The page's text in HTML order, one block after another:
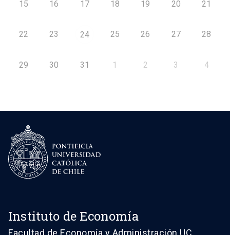
15 16 17 18 19 20 21
22 23 24 25 26 27 28
29 30 31 1 2 3 4
Instituto de Economía
Facultad de Economía y Administración UC